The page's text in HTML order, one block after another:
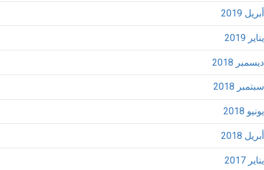
أبريل 2019
يناير 2019
ديسمبر 2018
سبتمبر 2018
يونيو 2018
أبريل 2018
يناير 2017